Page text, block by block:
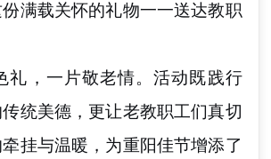
满载关怀的礼物一一送达教职
礼，一片敬老情。活动既践行
统美德，更让老教职工们真切
挂与温暖，为重阳佳节增添了